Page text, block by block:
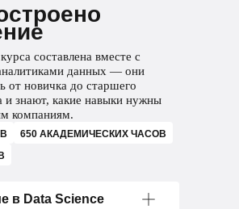
составлена вместе с
данных — они
от новичка до старшего
и знают, какие навыки нужны
компаниям.
650 АКАДЕМИЧЕСКИХ ЧАСОВ
в Data Science
конкурентов
кампании
гипотез
отчеты